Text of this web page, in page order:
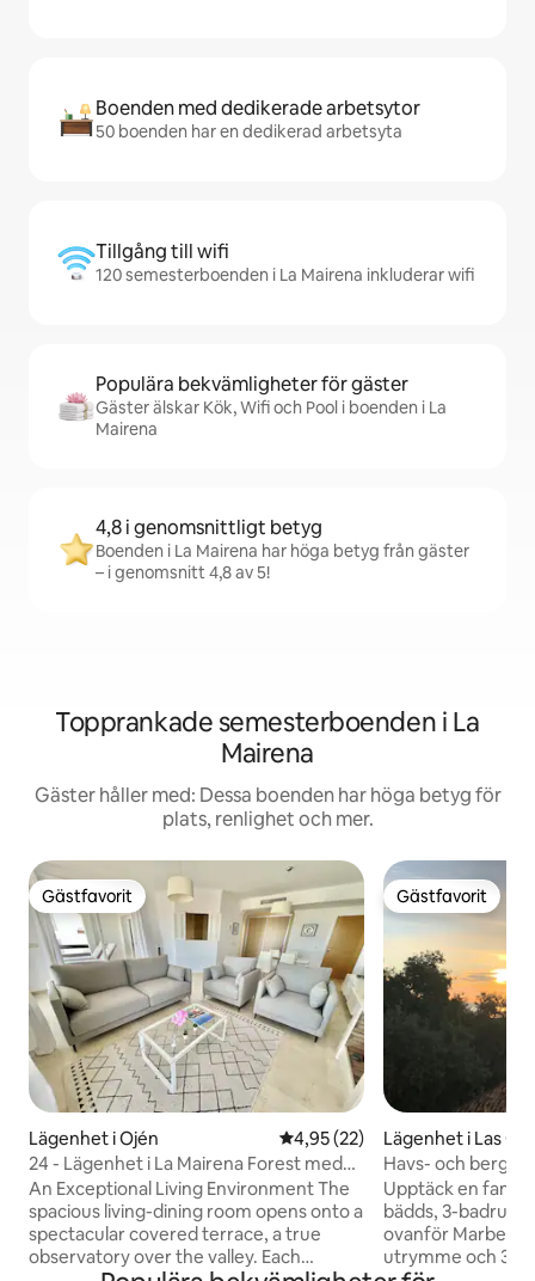
Boenden med dedikerade arbetsytor
50 boenden har en dedikerad arbetsyta
Tillgång till wifi
120 semesterboenden i La Mairena inkluderar wifi
Populära bekvämligheter för gäster
Gäster älskar Kök, Wifi och Pool i boenden i La
Mairena
4,8 i genomsnittligt betyg
Boenden i La Mairena har höga betyg från gäster
– i genomsnitt 4,8 av 5!
Topprankade semesterboenden i La
Mairena
Gäster håller med: Dessa boenden har höga betyg för
plats, renlighet och mer.
Gästfavorit
Gästfavorit
Lägenhet i Ojén 4,95 av 5 i genomsnittligt
4,95 (22)
24 - Lägenhet i La Mairena Forest med
enastående utsikt...
An Exceptional Living Environment The
spacious living-dining room opens onto a
spectacular covered terrace, a true
observatory over the valley. Each
Gästfavorit
Gästfavorit
Lägenhet i Las
Havs- och
Upptäck en
bädds, 3-
ovanför Marbella.
utrymme och 3